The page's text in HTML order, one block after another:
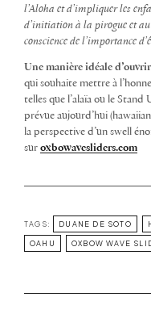
l’Aloha et d’impliquer les
d’initiation à la pirogue et
conscience de l’importance
Une manière idéale
qui souhaite mettre à
telles que l’alaïa ou le
prévue aujourd’hui
la perspective d’un swell
sur oxbowavesliders.com
TAGS: DUANE DE SOTO
OAHU OXBOW WAVE